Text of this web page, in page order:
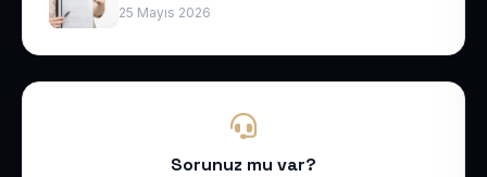
25 Mayıs 2026
Sorunuz mu var?